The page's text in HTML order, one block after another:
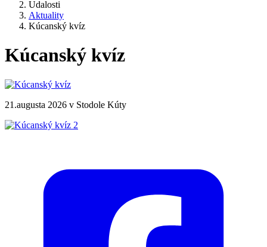
Udalosti
Aktuality
Kúcanský kvíz
Kúcanský kvíz
21.augusta 2026 v Stodole Kúty